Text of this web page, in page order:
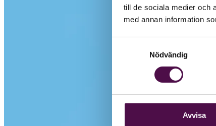
till de sociala medier och
med annan information
Nödvändig
Avvisa